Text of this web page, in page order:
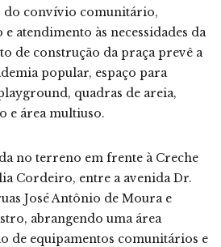
do convívio comunitário,
atendimento às necessidades da
de construção da praça prevê a
popular, espaço para
quadras de areia,
e área multiuso.
no terreno em frente à Creche
Cordeiro, entre a avenida Dr.
José Antônio de Moura e
abrangendo uma área
de equipamentos comunitários e